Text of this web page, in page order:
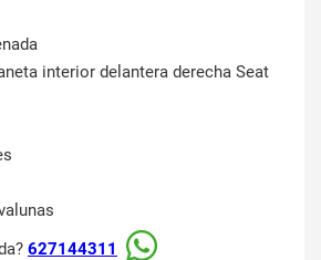
interior delantera derecha Seat
627144311